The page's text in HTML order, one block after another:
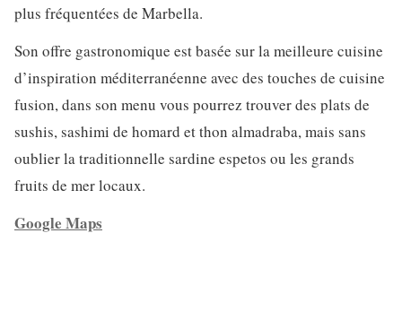
plus fréquentées de Marbella.
Son offre gastronomique est basée sur la meilleure cuisine
d’inspiration méditerranéenne avec des touches de cuisine
fusion, dans son menu vous pourrez trouver des plats de
sushis, sashimi de homard et thon almadraba, mais sans
oublier la traditionnelle sardine espetos ou les grands
fruits de mer locaux.
Google Maps